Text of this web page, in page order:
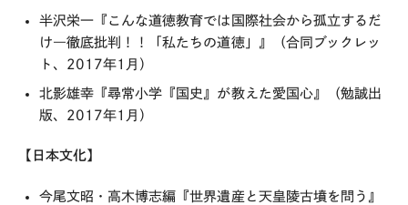
半沢栄一『こんな道徳教育では国際社会から孤立するだ
け―徹底批判！！「私たちの道徳」』（合同ブックレッ
ト、2017年1月）
北影雄幸『尋常小学『国史』が教えた愛国心』（勉誠出
版、2017年1月）
【日本文化】
今尾文昭・高木博志編『世界遺産と天皇陵古墳を問う』